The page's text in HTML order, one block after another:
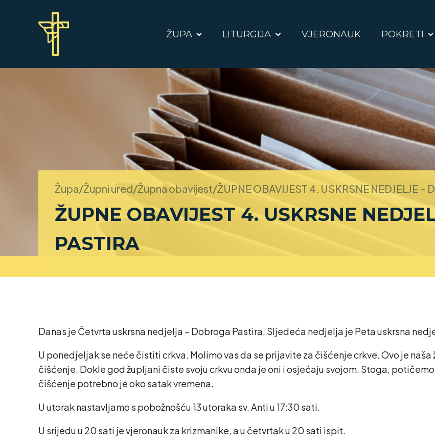
ŽUPA LITURGIJA VJERONAUK POKRETI
Župa/Župni ured/Župna obavijest/ŽUPNE OBAVIJEST 4. USKRSNE NEDJELJE -
ŽUPNE OBAVIJEST 4. USKRSNE
PASTIRA
Danas je Četvrta uskrsna nedjelja – Dobroga Pastira. Sljedeća nedjelja je Peta uskrsna
U ponedjeljak se neće čistiti crkva. Molimo vas da se prijavite za čišćenje crkve. Ovo je
čišćenje. Dokle god župljani čiste svoju crkvu onda je oni i osjećaju svojom. Stoga,
čišćenje potrebno je oko satak vremena.
U utorak nastavljamo s pobožnošću 13 utoraka sv. Anti u 17:30 sati.
U srijedu u 20 sati je vjeronauk za krizmanike, a u četvrtak u 20 sati ispit.